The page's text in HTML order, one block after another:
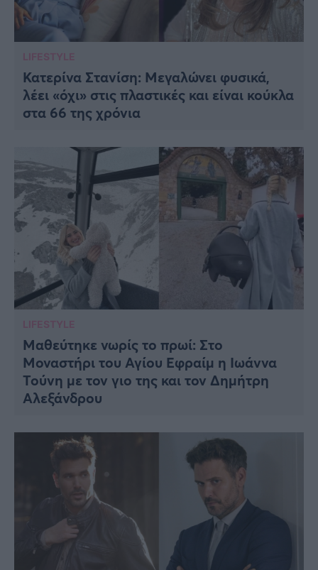
LIFESTYLE
Κατερίνα Στανίση: Μεγαλώνει φυσικά,
λέει «όχι» στις πλαστικές και είναι κούκλα
στα 66 της χρόνια
LIFESTYLE
Μαθεύτηκε νωρίς το πρωί: Στο
Μοναστήρι του Αγίου Εφραίμ η Ιωάννα
Τούνη με τον γιο της και τον Δημήτρη
Αλεξάνδρου